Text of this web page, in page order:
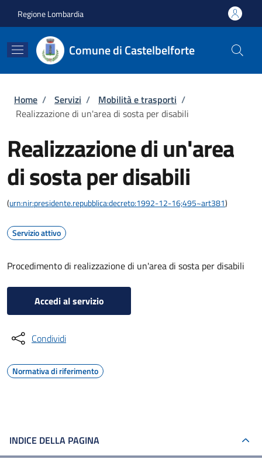
Regione Lombardia
Comune di Castelbelforte
Briciole di pane
Home / Servizi / Mobilità e trasporti /
Realizzazione di un'area di sosta per disabili
Realizzazione di un'area
di sosta per disabili
(urn:nir:presidente.repubblica:decreto:1992-12-16;495~art381)
Servizio attivo
Procedimento di realizzazione di un'area di sosta per disabili
Accedi al servizio
Condividi
Normativa di riferimento
INDICE DELLA PAGINA